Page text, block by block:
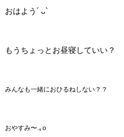
おはよう´ ᴗ`
もうちょっとお昼寝していい？
みんなも一緒におひるねしない？？
おやすみ〜.｡o